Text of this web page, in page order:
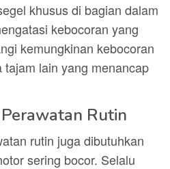
khusus di bagian dalam
kebocoran yang
kemungkinan kebocoran
lain yang menancap
Rutin
rutin juga dibutuhkan
sering bocor. Selalu